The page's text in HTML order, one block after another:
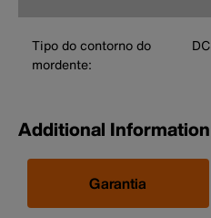
Tipo do contorno do
mordente:
DC
Additional Information
Garantia